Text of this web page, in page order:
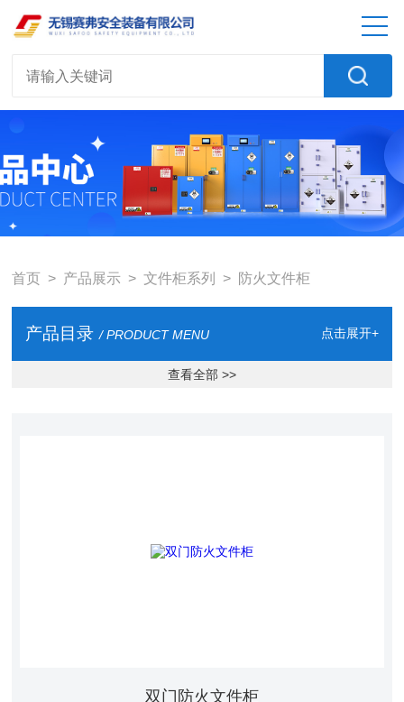
首页 > 产品展示 >文件柜系列 > 防火文件柜
产品目录 / PRODUCT MENU 点击展开+
查看全部 >>
双门防火文件柜